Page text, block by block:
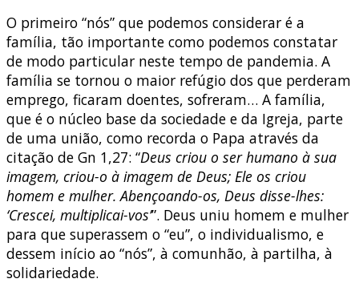
O primeiro “nós” que podemos considerar é a
família, tão importante como podemos constatar
de modo particular neste tempo de pandemia. A
família se tornou o maior refúgio dos que perderam
emprego, ficaram doentes, sofreram… A família,
que é o núcleo base da sociedade e da Igreja, parte
de uma união, como recorda o Papa através da
citação de Gn 1,27: “Deus criou o ser humano à sua
imagem, criou-o à imagem de Deus; Ele os criou
homem e mulher. Abençoando-os, Deus disse-lhes:
‘Crescei, multiplicai-vos’”. Deus uniu homem e mulher
para que superassem o “eu”, o individualismo, e
dessem início ao “nós”, à comunhão, à partilha, à
solidariedade.